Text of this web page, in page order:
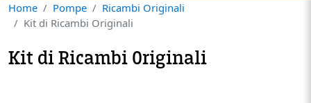
Home Pompe
Ricambi Originali
Kit di Ricambi Originali
Kit di Ricambi Originali